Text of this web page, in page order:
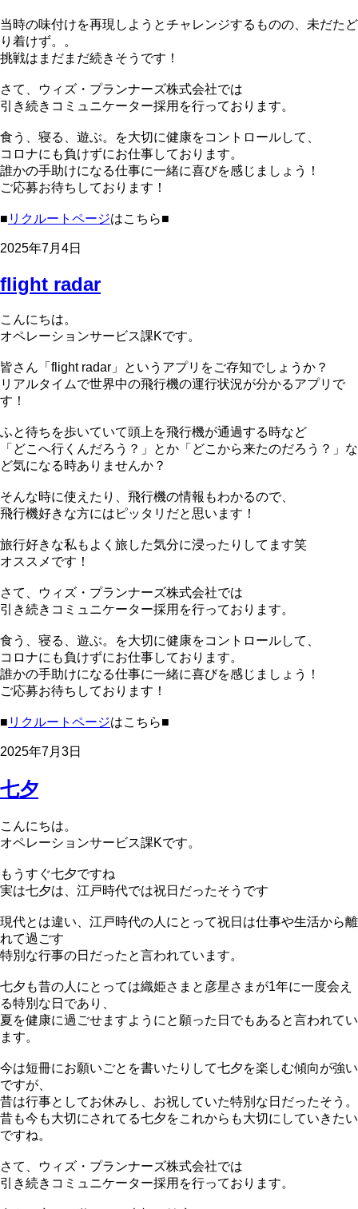
当時の味付けを再現しようとチャレンジするものの、未だたど
り着けず。。
挑戦はまだまだ続きそうです！
さて、ウィズ・プランナーズ株式会社では
引き続きコミュニケーター採用を行っております。
食う、寝る、遊ぶ。を大切に健康をコントロールして、
コロナにも負けずにお仕事しております。
誰かの手助けになる仕事に一緒に喜びを感じましょう！
ご応募お待ちしております！
■ リクルートページはこちら■
2025年7月4日
flight radar
こんにちは。
オペレーションサービス課Kです。
皆さん「flight radar」というアプリをご存知でしょうか？
リアルタイムで世界中の飛行機の運行状況が分かるアプリで
す！
ふと待ちを歩いていて頭上を飛行機が通過する時など
「どこへ行くんだろう？」とか「どこから来たのだろう？」な
ど気になる時ありませんか？
そんな時に使えたり、飛行機の情報もわかるので、
飛行機好きな方にはピッタリだと思います！
旅行好きな私もよく旅した気分に浸ったりしてます笑
オススメです！
さて、ウィズ・プランナーズ株式会社では
引き続きコミュニケーター採用を行っております。
食う、寝る、遊ぶ。を大切に健康をコントロールして、
コロナにも負けずにお仕事しております。
誰かの手助けになる仕事に一緒に喜びを感じましょう！
ご応募お待ちしております！
■ リクルートページはこちら■
2025年7月3日
七夕
こんにちは。
オペレーションサービス課Kです。
もうすぐ七夕ですね
実は七夕は、江戸時代では祝日だったそうです
現代とは違い、江戸時代の人にとって祝日は仕事や生活から離
れて過ごす
特別な行事の日だったと言われています。
七夕も昔の人にとっては織姫さまと彦星さまが1年に一度会え
る特別な日であり、
夏を健康に過ごせますようにと願った日でもあると言われてい
ます。
今は短冊にお願いごとを書いたりして七夕を楽しむ傾向が強い
ですが、
昔は行事としてお休みし、お祝していた特別な日だったそう。
昔も今も大切にされてる七夕をこれからも大切にしていきたい
ですね。
さて、ウィズ・プランナーズ株式会社では
引き続きコミュニケーター採用を行っております。